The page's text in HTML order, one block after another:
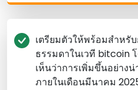
เตรียมตัวให้พร้อมสําหรั
ธรรมดาในเวที bitcoin
เห็นว่าการเพิ่มขึ้นอย่าง
ภายในเดือนมีนาคม